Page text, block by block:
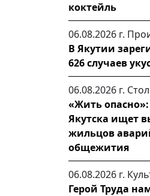
коктейль
06.08.2026 г.
В Якутии
626 случаев
06.08.2026 г.
«Жить
Якутска ищет
жильцов
общежития
06.08.2026 г.
Герой Труда